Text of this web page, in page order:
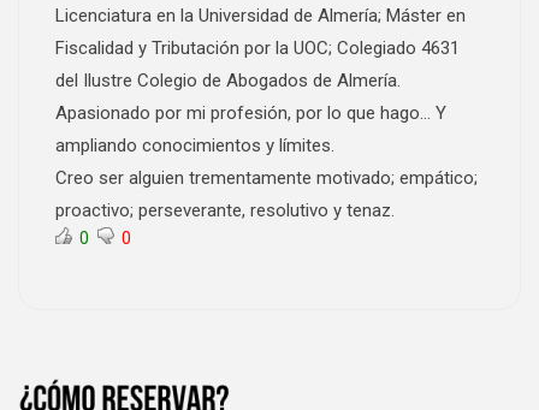
Licenciatura en la Universidad de Almería; Máster en
Fiscalidad y Tributación por la UOC; Colegiado 4631
del Ilustre Colegio de Abogados de Almería.
Apasionado por mi profesión, por lo que hago… Y
ampliando conocimientos y límites.
Creo ser alguien trementamente motivado; empático;
proactivo; perseverante, resolutivo y tenaz.
0 0